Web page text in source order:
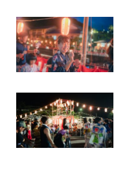
31
« 7월
지역별 검색 by Area
유야·헤키 지역